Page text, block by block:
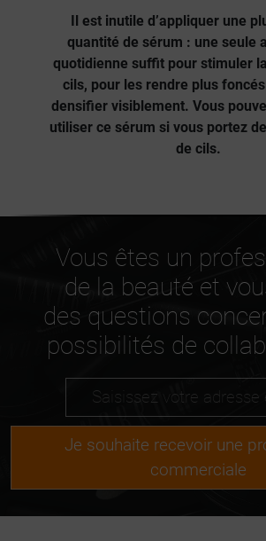
Il est inutile d’appliquer une
quantité de sérum : une seule
quotidienne suffit pour stimuler
cils, pour les rendre plus
densifier visiblement. Vous
utiliser ce sérum si vous portez
de cils.
Vous êtes un
de la beauté et
des questions
possibilités de
Je souhaite recevoir une
commerciale